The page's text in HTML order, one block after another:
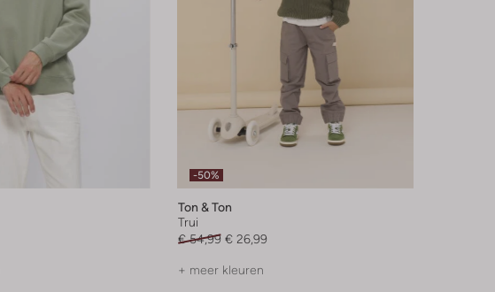
-50%
Ton & Ton
Trui
€ 54,99 € 26,99
+ meer kleuren